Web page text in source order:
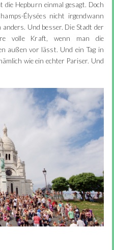
die Hepburn einmal gesagt. Doch
Élysées nicht irgendwann
anders. Und besser. Die Stadt der
volle Kraft, wenn man die
außen vor lässt. Und ein Tag in
wie ein echter Pariser. Und